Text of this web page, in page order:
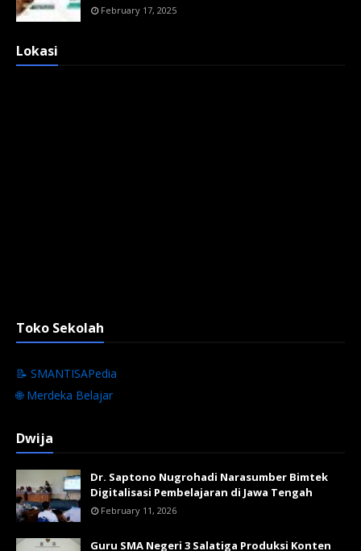
February 17, 2025
Lokasi
Toko Sekolah
📝 SMANTISAPedia
🌐 Merdeka Belajar
Dwija
Dr. Saptono Nugrohadi Narasumber Bimtek
Digitalisasi Pembelajaran di Jawa Tengah
February 11, 2026
Guru SMA Negeri 3 Salatiga Produksi Konten